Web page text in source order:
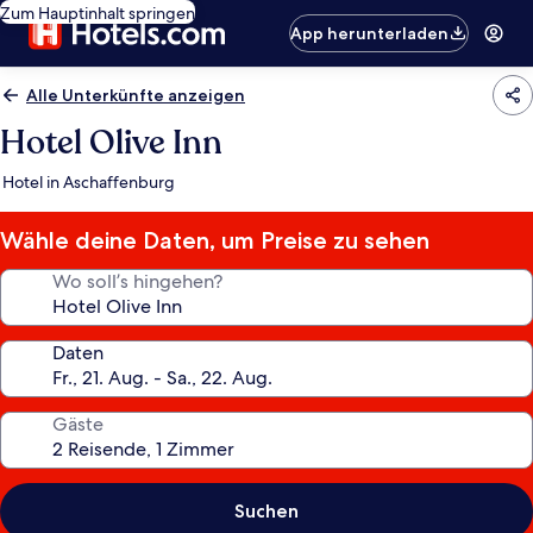
Zum Hauptinhalt springen
App herunterladen
Alle Unterkünfte anzeigen
Hotel Olive Inn
Hotel in Aschaffenburg
Wähle deine Daten, um Preise zu sehen
Wo soll’s hingehen?
Daten
Gäste
Suchen